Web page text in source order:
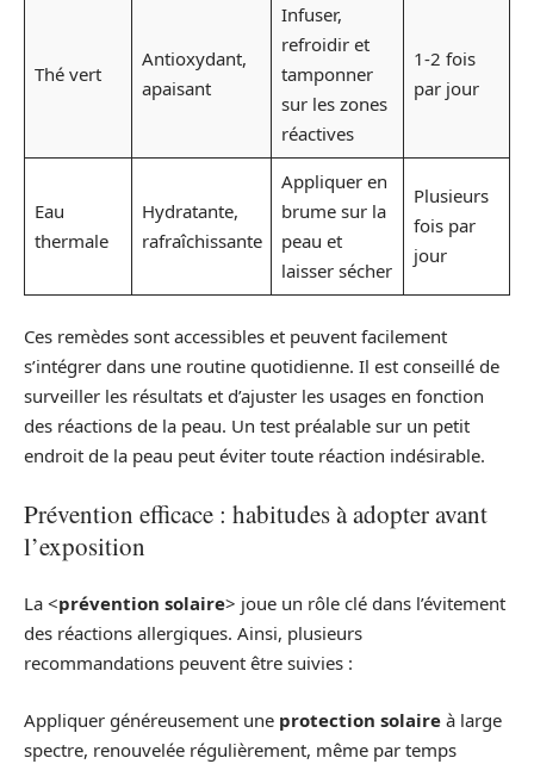
Thé vert
Antioxydant,
apaisant
Infuser,
refroidir et
tamponner
sur les zones
réactives
1-2 fois
par jour
Eau
thermale
Hydratante,
rafraîchissante
Appliquer en
brume sur la
peau et
laisser sécher
Plusieurs
fois par
jour
Ces remèdes sont accessibles et peuvent facilement
s’intégrer dans une routine quotidienne. Il est conseillé de
surveiller les résultats et d’ajuster les usages en fonction
des réactions de la peau. Un test préalable sur un petit
endroit de la peau peut éviter toute réaction indésirable.
Prévention efficace : habitudes à adopter avant
l’exposition
La <prévention solaire> joue un rôle clé dans l’évitement
des réactions allergiques. Ainsi, plusieurs
recommandations peuvent être suivies :
Appliquer généreusement une protection solaire à large
spectre, renouvelée régulièrement, même par temps